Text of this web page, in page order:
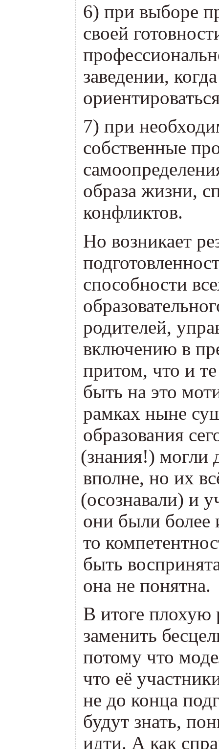
6) при выборе
своей
заведении,
7) при
собственные
образа жизни,
конфликтов.
Но возникает
способности
родителей,
включению в
притом, что и
быть на это
рамках ныне
образования
(знания!) могли
вполне, но их
(осознавали) и
они были более
то
быть
она не понятна.
В итоге
заменить
потому что
что её
не до конца
будут знать,
идти. А как